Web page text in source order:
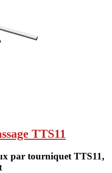
TTS11
par tourniquet TTS11,